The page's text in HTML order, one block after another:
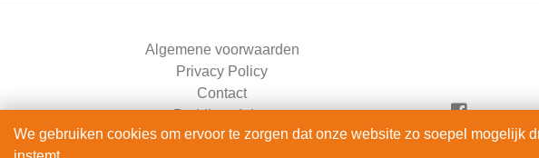
Algemene voorwaarden
Privacy Policy
Contact
Bedrijven Inlog
We gebruiken cookies om ervoor te zorgen dat onze website zo soepel mogelijk